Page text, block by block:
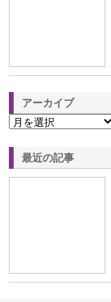
アーカイブ
最近の記事